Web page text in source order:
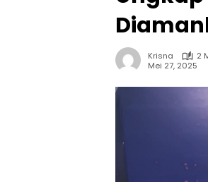
Krisna
2
Mei 27, 2025